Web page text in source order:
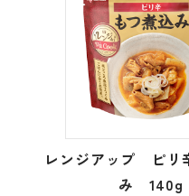
レンジアップ ピリ
み 140g